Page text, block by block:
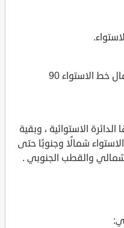
يوجد 180 دائرة منها 90 دائرة شمال خط الاستواء 90
الاستوائية ، وبقية
شمالًا وجنوبًا حتى
والقطب الجنوبي .